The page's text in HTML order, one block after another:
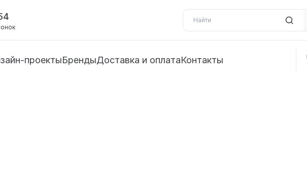
проектыБрендыДоставка и оплатаКонтакты